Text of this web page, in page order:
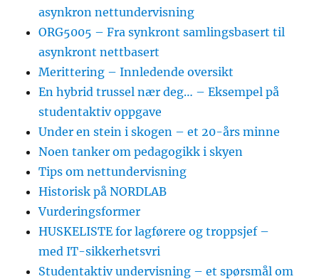
asynkron nettundervisning
ORG5005 – Fra synkront samlingsbasert til
asynkront nettbasert
Merittering – Innledende oversikt
En hybrid trussel nær deg… – Eksempel på
studentaktiv oppgave
Under en stein i skogen – et 20-års minne
Noen tanker om pedagogikk i skyen
Tips om nettundervisning
Historisk på NORDLAB
Vurderingsformer
HUSKELISTE for lagførere og troppsjef –
med IT-sikkerhetsvri
Studentaktiv undervisning – et spørsmål om